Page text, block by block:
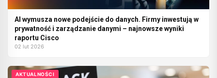
AI wymusza nowe podejście do danych. Firmy inwestują w
prywatność i zarządzanie danymi – najnowsze wyniki
raportu Cisco
02 lut 2026
AKTUALNOŚCI